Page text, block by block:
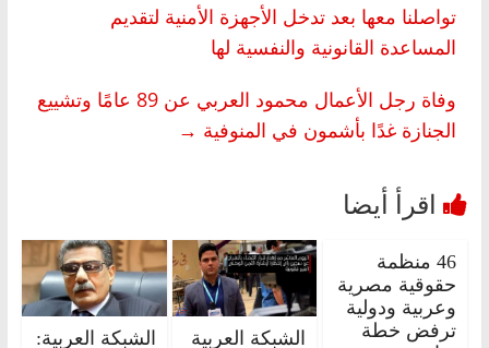
تواصلنا معها بعد تدخل الأجهزة الأمنية لتقديم
المساعدة القانونية والنفسية لها
وفاة رجل الأعمال محمود العربي عن 89 عامًا وتشييع
الجنازة غدًا بأشمون في المنوفية →
46 منظمة
حقوقية مصرية
وعربية ودولية
ترفض خطة
الشبكة العربية الشبكة العربية: